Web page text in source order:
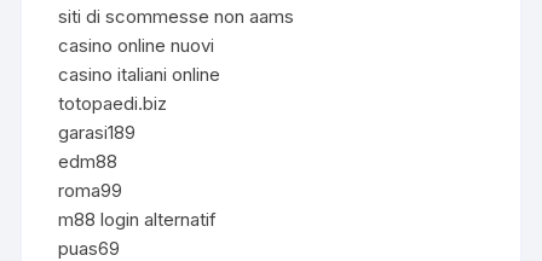
siti di scommesse non aams
casino online nuovi
casino italiani online
totopaedi.biz
garasi189
edm88
roma99
m88 login alternatif
puas69